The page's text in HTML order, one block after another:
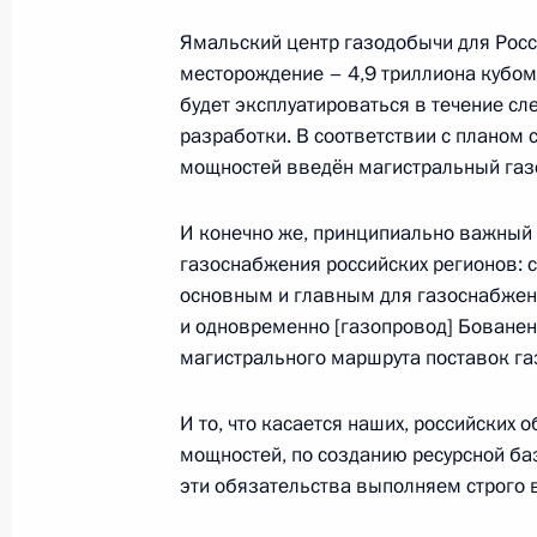
17 января 2017 года, вторник
Совместная пресс-конференция
Додоном
17 января 2017 года, 16:20 Москва, Кремль
Переговоры с Президентом
17 января 2017 года, 15:45 Москва, Кремль
Ямальский центр газодобычи для
месторождение – 4,9 триллиона
будет эксплуатироваться в течение
разработки. В соответствии с
мощностей введён магистральный
И конечно же, принципиально важный
газоснабжения российских регионов:
основным и главным для
и одновременно [газопровод]
магистрального маршрута поставок
И то, что касается наших, российских
мощностей, по созданию ресурсной
эти обязательства выполняем строго